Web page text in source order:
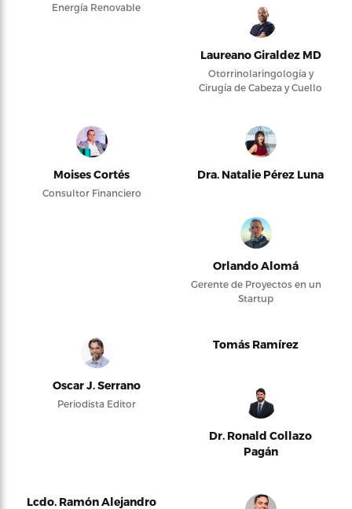
Energía Renovable
Laureano Giraldez MD
Otorrinolaringología y
Cirugía de Cabeza y Cuello
Moises Cortés
Consultor Financiero
Dra. Natalie Pérez Luna
Orlando Alomá
Gerente de Proyectos en un
Startup
Oscar J. Serrano
Periodista Editor
Tomás Ramírez
Dr. Ronald Collazo
Pagán
Lcdo. Ramón Alejandro